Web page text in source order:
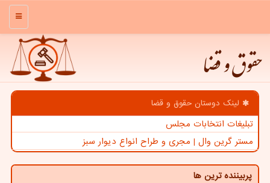
منو
حقوق و قضا
لینک دوستان حقوق و قضا
تبلیغات انتخابات مجلس
مستر گرین وال | مجری و طراح انواع دیوار سبز
پربیننده ترین ها